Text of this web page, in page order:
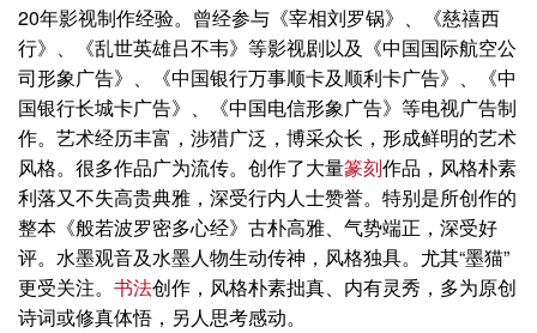
20年影视制作经验。曾经参与《宰相刘罗锅》、《慈禧西
行》、《乱世英雄吕不韦》等影视剧以及《中国国际航空公
司形象广告》、《中国银行万事顺卡及顺利卡广告》、《中
国银行长城卡广告》、《中国电信形象广告》等电视广告制
作。艺术经历丰富，涉猎广泛，博采众长，形成鲜明的艺术
风格。很多作品广为流传。创作了大量篆刻作品，风格朴素
利落又不失高贵典雅，深受行内人士赞誉。特别是所创作的
整本《般若波罗密多心经》古朴高雅、气势端正，深受好
评。水墨观音及水墨人物生动传神，风格独具。尤其“墨猫”
更受关注。 书法创作，风格朴素拙真、内有灵秀，多为原创
诗词或修真体悟，另人思考感动。